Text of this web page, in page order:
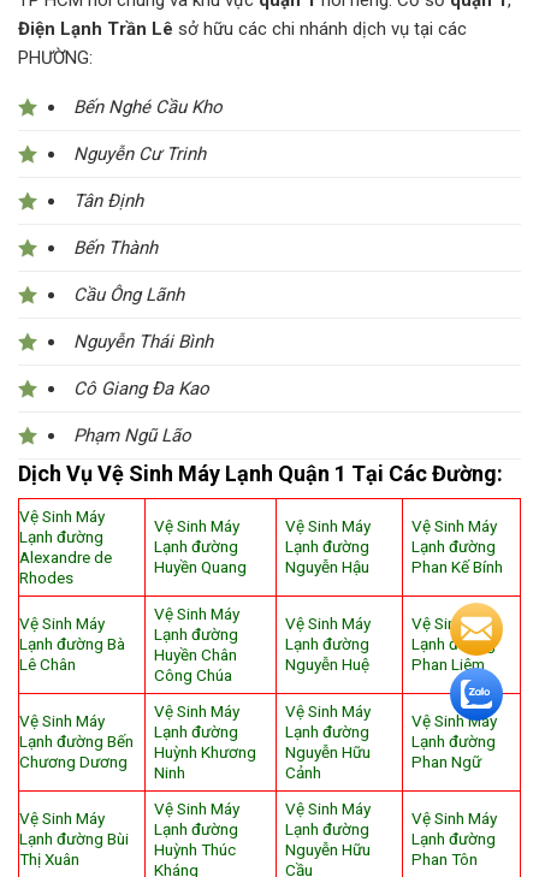
Điện Lạnh Trần Lê sở hữu các chi nhánh dịch vụ tại các
PHƯỜNG:
Bến Nghé Cầu Kho
Nguyễn Cư Trinh
Tân Định
Bến Thành
Cầu Ông Lãnh
Nguyễn Thái Bình
Cô Giang Đa Kao
Phạm Ngũ Lão
Dịch Vụ Vệ Sinh Máy Lạnh Quận 1 Tại Các Đường:
Vệ Sinh Máy
Lạnh đường
Alexandre de
Rhodes
Vệ Sinh Máy
Lạnh đường
Huyền Quang
Vệ Sinh Máy
Lạnh đường
Nguyễn Hậu
Vệ Sinh Máy
Lạnh đường
Phan Kế Bính
Vệ Sinh Máy
Lạnh đường Bà
Lê Chân
Vệ Sinh Máy
Lạnh đường
Huyền Chân
Công Chúa
Vệ Sinh Máy
Lạnh đường
Nguyễn Huệ
Vệ Sinh Máy
Lạnh đường
Phan Liêm
Vệ Sinh Máy
Lạnh đường Bến
Chương Dương
Vệ Sinh Máy
Lạnh đường
Huỳnh Khương
Ninh
Vệ Sinh Máy
Lạnh đường
Nguyễn Hữu
Cảnh
Vệ Sinh Máy
Lạnh đường
Phan Ngữ
Vệ Sinh Máy
Lạnh đường Bùi
Thị Xuân
Vệ Sinh Máy
Lạnh đường
Huỳnh Thúc
Kháng
Vệ Sinh Máy
Lạnh đường
Nguyễn Hữu
Cầu
Vệ Sinh Máy
Lạnh đường
Phan Tôn